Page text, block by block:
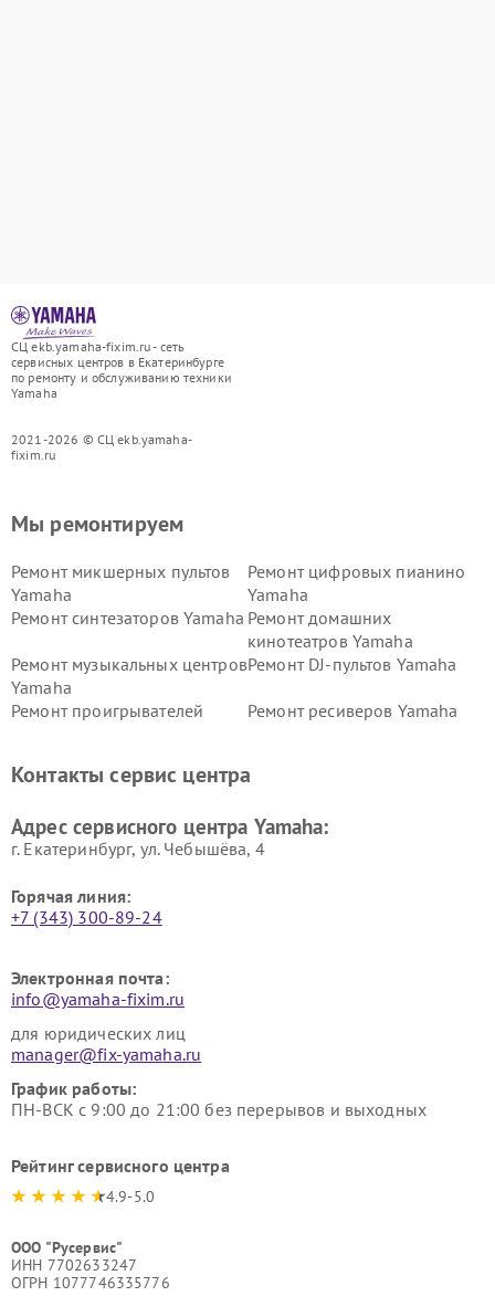
СЦ ekb.yamaha-fixim.ru - сеть
сервисных центров в Екатеринбурге
по ремонту и обслуживанию техники
Yamaha
2021-2026 © СЦ ekb.yamaha-
fixim.ru
Мы ремонтируем
Ремонт микшерных пультов
Yamaha
Ремонт цифровых пианино
Yamaha
Ремонт синтезаторов Yamaha Ремонт домашних
кинотеатров Yamaha
Ремонт музыкальных центров
Yamaha
Ремонт DJ-пультов Yamaha
Ремонт проигрывателей
Ремонт ресиверов Yamaha
Yamaha
Yamaha
Контакты сервис центра
Адрес сервисного центра Yamaha:
г. Екатеринбург, ул. Чебышёва, 4
Горячая линия:
+7 (343) 300-89-24
Электронная почта:
info@yamaha-fixim.ru
для юридических лиц
manager@fix-yamaha.ru
График работы:
ПН-ВСК с 9:00 до 21:00 без перерывов и выходных
Рейтинг сервисного центра
4.9-5.0
ООО "Русервис"
ИНН 7702633247
ОГРН 1077746335776